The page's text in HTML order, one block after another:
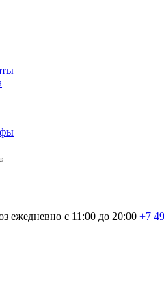
ежедневно с 11:00 до 20:00 +7